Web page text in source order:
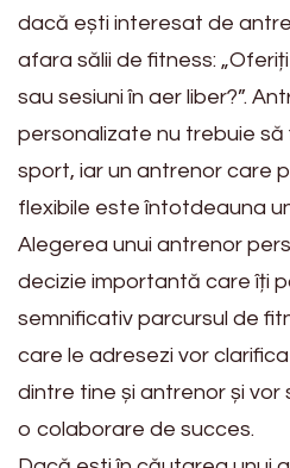
dacă ești interesat de
afara sălii de fitness:
sau sesiuni în aer liber?”.
personalizate nu trebuie să
sport, iar un antrenor care
flexibile este întotdeauna
Alegerea unui antrenor
decizie importantă care îți
semnificativ parcursul de
care le adresezi vor
dintre tine și antrenor și
o colaborare de succes.